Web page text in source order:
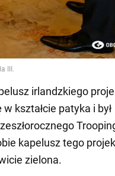
irlandzkiego
kształcie patyka i był
kapelusz tego
zielona.